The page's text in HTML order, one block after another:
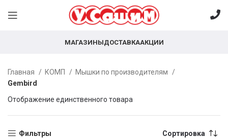
МАГАЗИНЫДОСТАВКААКЦИИ
Главная КОМП
Мышки по производителям
Gembird
Отображение единственного товара
Фильтры Сортировка